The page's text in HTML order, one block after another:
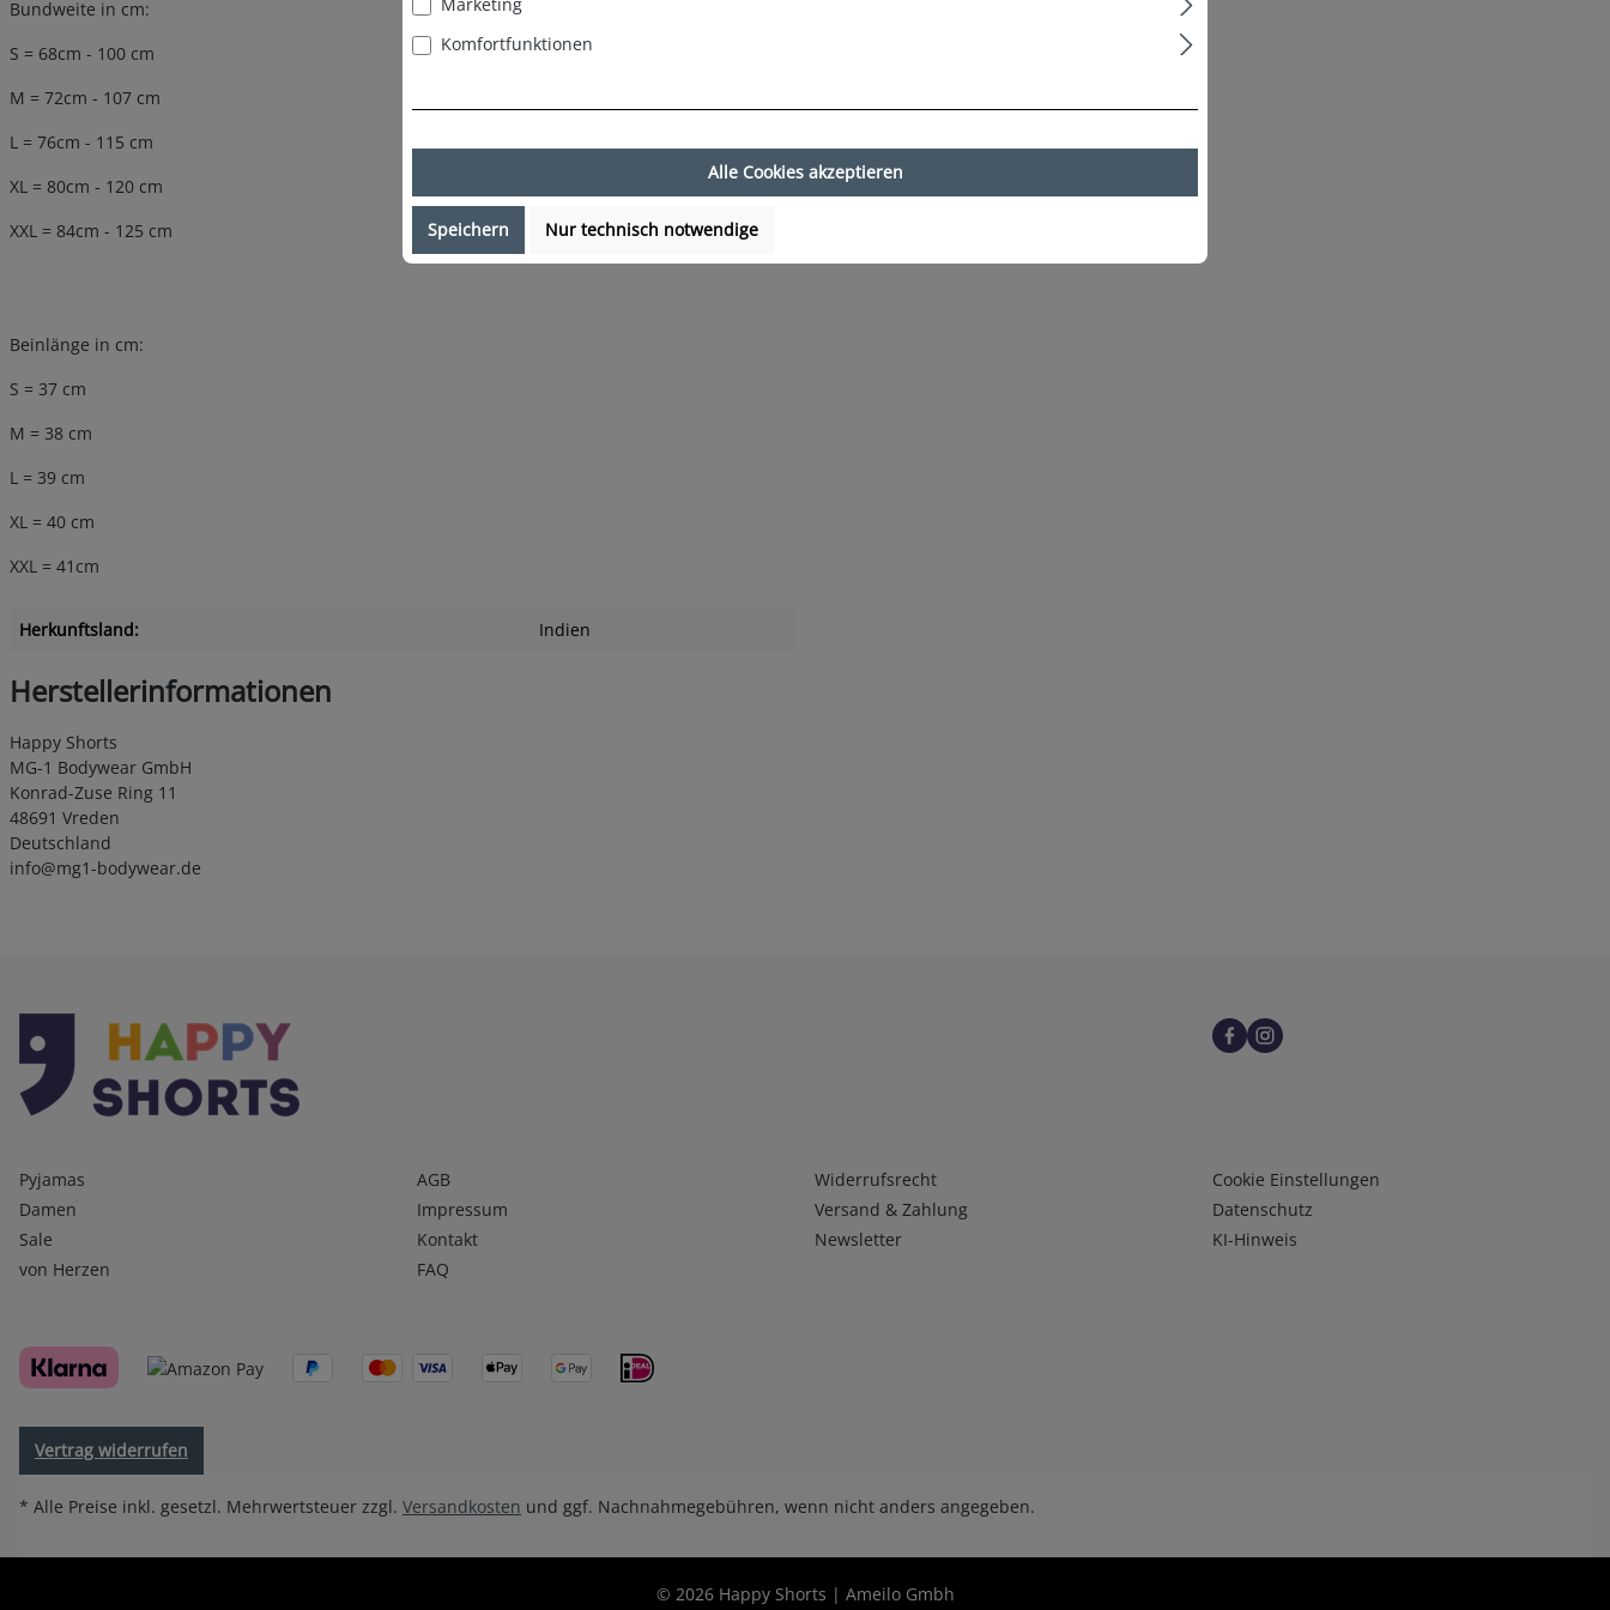
Bundweite in cm:
S = 68cm - 100 cm
M = 72cm - 107 cm
L = 76cm - 115 cm
XL = 80cm - 120 cm
XXL = 84cm - 125 cm
Beinlänge in cm:
S = 37 cm
M = 38 cm
L = 39 cm
XL = 40 cm
XXL = 41cm
Herkunftsland: Indien
Herstellerinformationen
Happy Shorts
MG-1 Bodywear GmbH
Konrad-Zuse Ring 11
48691 Vreden
Deutschland
info@mg1-bodywear.de
Kategorien
Pyjamas
Damen
Sale
von Herzen
Infos 1
AGB
Impressum
Kontakt
FAQ
Infos 2
Widerrufsrecht
Versand & Zahlung
Newsletter
Infos 3
Cookie Einstellungen
Datenschutz
KI-Hinweis
Vertrag widerrufen
* Alle Preise inkl. gesetzl. Mehrwertsteuer zzgl. Versandkosten und ggf. Nachnahmegebühren, wenn nicht anders angegeben.
© 2026 Happy Shorts | Ameilo Gmbh
Komfortfunktionen
Alle Cookies akzeptieren
Speichern Nur technisch notwendige